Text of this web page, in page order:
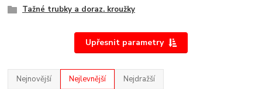
Tažné trubky a doraz. kroužky
Upřesnit parametry
Nejnovější Nejlevnější Nejdražší